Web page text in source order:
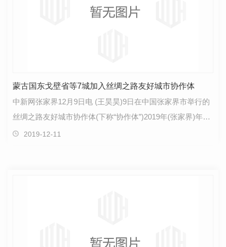
蒙古国东戈壁省等7城加入丝绸之路友好城市协作体
中新网张家界12月9日电 (王昊昊)9日在中国张家界市举行的
丝绸之路友好城市协作体(下称“协作体”)2019年(张家界)年会
上，蒙古国东戈壁省、乌克兰利沃夫市、立陶宛…
2019-12-11